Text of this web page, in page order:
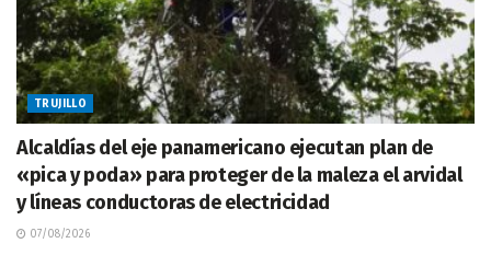
TRUJILLO
Alcaldías del eje panamericano ejecutan plan de
«pica y poda» para proteger de la maleza el arvidal
y líneas conductoras de electricidad
07/08/2026